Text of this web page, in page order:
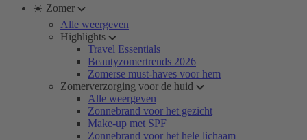
☀️ Zomer
Alle weergeven
Highlights
Travel Essentials
Beautyzomertrends 2026
Zomerse must-haves voor hem
Zomerverzorging voor de huid
Alle weergeven
Zonnebrand voor het gezicht
Make-up met SPF
Zonnebrand voor het hele lichaam